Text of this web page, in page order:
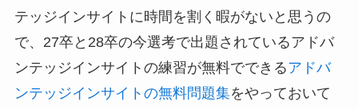
テッジインサイトに時間を割く暇がないと思うの
で、27卒と28卒の今選考で出題されているアドバ
ンテッジインサイトの練習が無料でできるアドバ
ンテッジインサイトの無料問題集をやっておいて